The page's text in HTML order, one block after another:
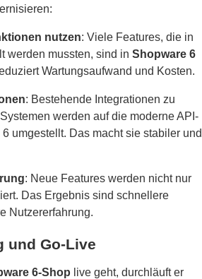
nutzen: Viele Features, die in
werden mussten, sind in Shopware 6
Wartungsaufwand und Kosten.
: Bestehende Integrationen zu
werden auf die moderne API-
umgestellt. Das macht sie stabiler und
: Neue Features werden nicht nur
Das Ergebnis sind schnellere
Nutzererfahrung.
und Go-Live
6-Shop live geht, durchläuft er